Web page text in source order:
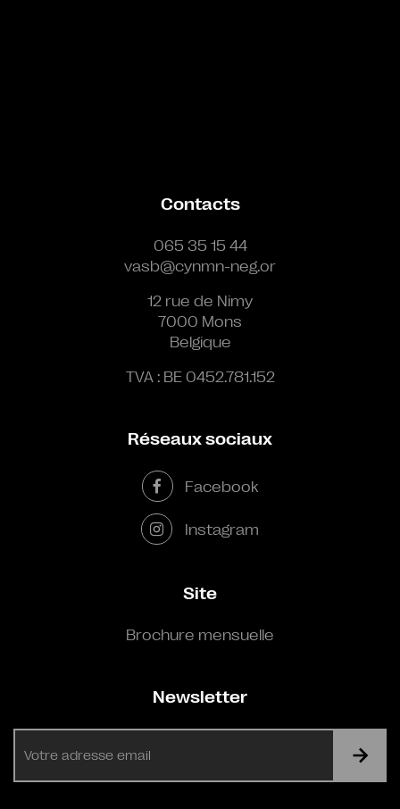
Contacts
065 35 15 44
vasb@cynmn-neg.or
12 rue de Nimy
7000 Mons
Belgique
TVA : BE 0452.781.152
Réseaux sociaux
Facebook
Instagram
Site
Brochure mensuelle
Newsletter